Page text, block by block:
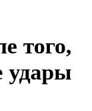
того,
удары